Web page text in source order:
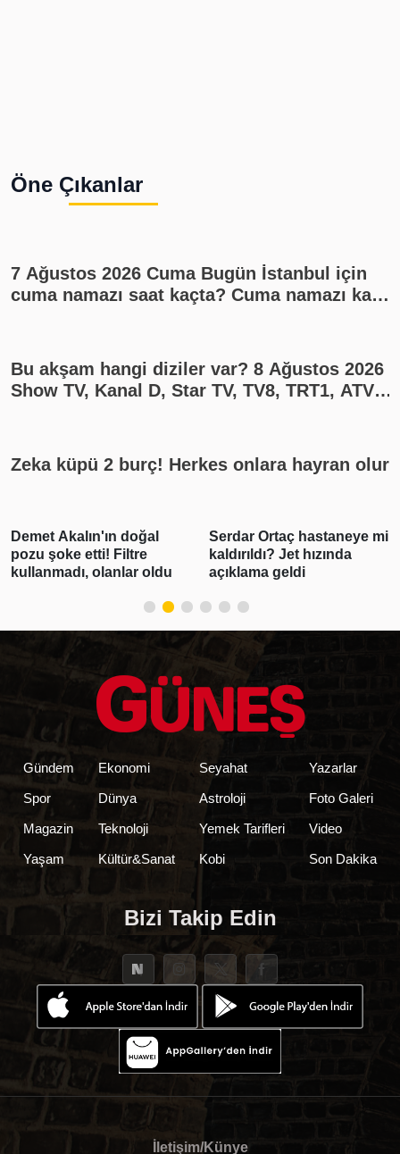
Öne Çıkanlar
7 Ağustos 2026 Cuma Bugün İstanbul için
cuma namazı saat kaçta? Cuma namazı kaç
Bu akşam hangi diziler var? 8 Ağustos 2026
Show TV, Kanal D, Star TV, TV8, TRT1, ATV
Zeka küpü 2 burç! Herkes onlara hayran olur
Demet Akalın'ın doğal
pozu şoke etti! Filtre
kullanmadı, olanlar oldu
Serdar Ortaç hastaneye mi
kaldırıldı? Jet hızında
açıklama geldi
Gündem
Spor
Magazin
Yaşam
Ekonomi
Dünya
Teknoloji
Kültür&Sanat
Seyahat
Astroloji
Yemek Tarifleri
Kobi
Yazarlar
Foto Galeri
Video
Son Dakika
Bizi Takip Edin
İletişim/Künye